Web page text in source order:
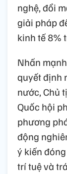
nghệ, đổi
giải pháp
kinh tế 8%
Nhấn
quyết định
nước, Chủ
Quốc hội
phương
động
ý kiến
trí tuệ và